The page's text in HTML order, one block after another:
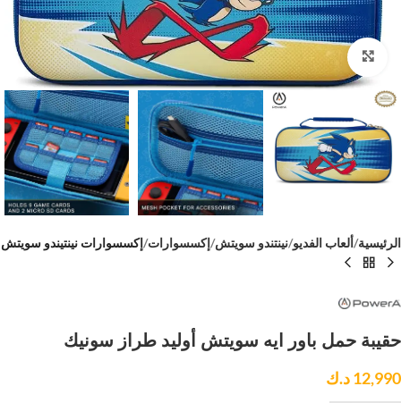
Click to enlarge
الرئيسية ألعاب الفديو نينتندو سويتش إكسسوارات إكسسوارات نينتيندو سويتش
حقيبة حمل باور ايه سويتش أوليد طراز سونيك
12,990د.ك